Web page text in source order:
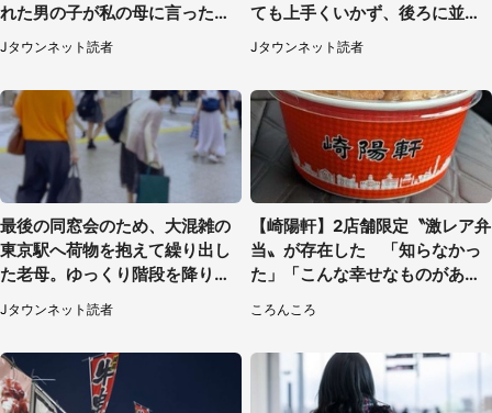
れた男の子が私の母に言ったの
は...」（千葉県・20代女性）
Jタウンネット読者
ても上手くいかず、後ろに並ん
でた私は思わず...（埼玉県・20
代女性）
Jタウンネット読者
最後の同窓会のため、大混雑の
東京駅へ荷物を抱えて繰り出し
た老母。ゆっくり階段を降りて
たらスーツの男性が（東京都・
50代女性）
Jタウンネット読者
【崎陽軒】2店舗限定〝激レア弁
当〟が存在した 「知らなかっ
た」「こんな幸せなものがあっ
ころんころ